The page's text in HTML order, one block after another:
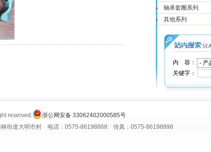
轴承套圈系列
其他系列
内 容：
关键字：
reserved.
浙公网安备 33062402000585号
街道大明市村 电话：0575-86198868 传真：0575-86198898